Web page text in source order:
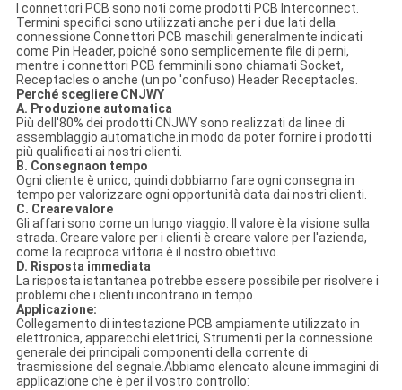
I connettori PCB sono noti come prodotti PCB Interconnect.
Termini specifici sono utilizzati anche per i due lati della
connessione.Connettori PCB maschili generalmente indicati
come Pin Header, poiché sono semplicemente file di perni,
mentre i connettori PCB femminili sono chiamati Socket,
Receptacles o anche (un po 'confuso) Header Receptacles.
Perché scegliere CNJWY
A. Produzione automatica
Più dell'80% dei prodotti CNJWY sono realizzati da linee di
assemblaggio automatiche.in modo da poter fornire i prodotti
più qualificati ai nostri clienti.
B. Consegnaon tempo
Ogni cliente è unico, quindi dobbiamo fare ogni consegna in
tempo per valorizzare ogni opportunità data dai nostri clienti.
C. Creare valore
Gli affari sono come un lungo viaggio. Il valore è la visione sulla
strada. Creare valore per i clienti è creare valore per l'azienda,
come la reciproca vittoria è il nostro obiettivo.
D. Risposta immediata
La risposta istantanea potrebbe essere possibile per risolvere i
problemi che i clienti incontrano in tempo.
Applicazione:
Collegamento di intestazione PCB ampiamente utilizzato in
elettronica, apparecchi elettrici, Strumenti per la connessione
generale dei principali componenti della corrente di
trasmissione del segnale.Abbiamo elencato alcune immagini di
applicazione che è per il vostro controllo: